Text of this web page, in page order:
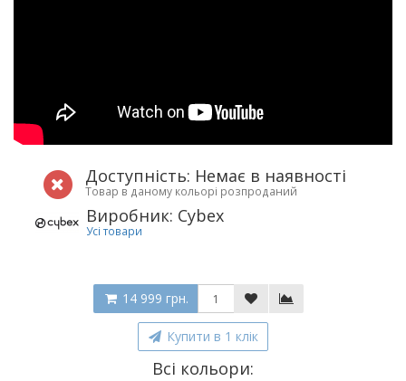
Доступність: Немає в наявності
Товар в даному кольорі розпроданий
Виробник: Cybex
Усі товари
14 999 грн.
Купити в 1 клік
Всі кольори: